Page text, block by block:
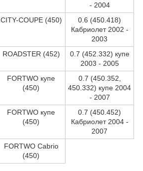
- 2004
CITY-COUPE (450)
0.6 (450.418)
Кабриолет 2002 -
2003
ROADSTER (452)
0.7 (452.332) купе
2003 - 2005
FORTWO купе
(450)
0.7 (450.352,
450.332) купе 2004
- 2007
FORTWO купе
(450)
0.7 (450.452)
Кабриолет 2004 -
2007
FORTWO Cabrio
(450)